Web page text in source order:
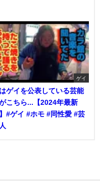
ゲイ
ゲイを公表している芸能
こちら...【2024年最新
#ゲイ #ホモ #同性愛 #芸